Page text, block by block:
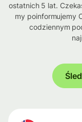
ostatnich 5 lat.
my poinformujemy
codziennym